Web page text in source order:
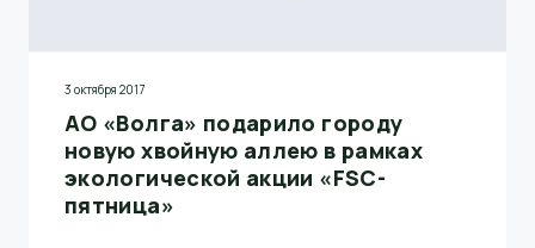
3 октября 2017
АО «Волга» подарило городу
новую хвойную аллею в рамках
экологической акции «FSC-
пятница»